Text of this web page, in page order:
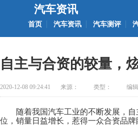
汽车资讯
首页 汽车资讯 汽车测评
自主与合资的较量，
2020-12-08 09:24:41 来源： 类型： 编
随着我国汽车工业的不断发展，
位，销量日益增长，惹得一众合资品